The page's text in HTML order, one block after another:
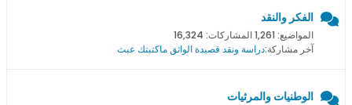
الفكر والنقد
المواضيع: 1,261 المشاركات: 16,324
آخر مشاركة:دراسة ونقد قصيدة الواثق ماكتبتك عبث
الوطنيات والمرثيات